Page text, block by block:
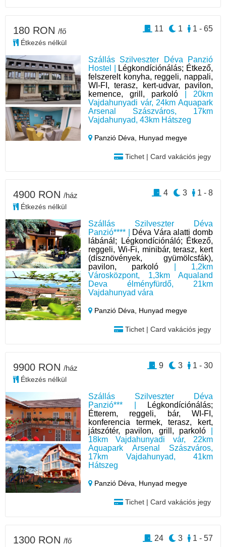
Szállás Szilveszter Déva Panzió
Hostel |
Légkondíciónálás; Étkező,
felszerelt konyha, reggeli, nappali,
WI-FI, terasz, kert-udvar, pavilon,
kemence, grill, parkoló | 20km
Vajdahunyadi vár, 24km Aquapark
Arsenal Szászváros, 17km
Vajdahunyad, 43km Hátszeg
Panzió Déva, Hunyad megye
Tichet | Card vakációs jegy
180 RON /fő
Étkezés nélkül
1 - 65
1
11
Szállás Szilveszter Déva
Panzió**** |
Déva Vára alatti domb
lábánál; Légkondíciónáló; Étkező,
reggeli, Wi-Fi, minibár, terasz, kert
(dísznövények, gyümölcsfák),
pavilon, parkoló | 1,2km
Városközpont, 1,3km Aqualand
Deva élményfürdő, 21km
Vajdahunyad vára
Panzió Déva, Hunyad megye
Tichet | Card vakációs jegy
4900 RON /ház
Étkezés nélkül
1 - 8
3
4
Szállás Szilveszter Déva
Panzió*** |
Légkondíciónálás;
Étterem, reggeli, bár, WI-FI,
konferencia termek, terasz, kert,
játszótér, pavilon, grill, parkoló|
18km Vajdahunyadi vár, 22km
Aquapark Arsenal Szászváros,
17km Vajdahunyad, 41km
Hátszeg
Panzió Déva, Hunyad megye
Tichet | Card vakációs jegy
9900 RON /ház
Étkezés nélkül
1 - 30
3
9
1300 RON /fő 1 - 57
3
24